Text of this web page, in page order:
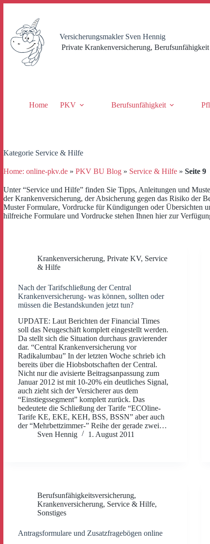
springen
Versicherungsmakler Sven Hennig
Private Krankenversicherung,
Home PKV Berufsunfähigkeit
Kategorie Service & Hilfe
Home: online-pkv.de » PKV BU Blog » Service & Hilfe » Seite 9
Unter “Service und Hilfe” finden Sie Tipps, Anleitungen und
der Krankenversicherung, der Absicherung gegen das Risiko der
Muster Formulare, Vordrucke für Kündigungen oder Übersichten
hilfreiche Formulare und Vordrucke stehen Ihnen hier zur
Krankenversicherung, Private KV, Service
& Hilfe
Nach der Tarifschließung der Central
Krankenversicherung- was können, sollten oder
müssen die Bestandskunden jetzt tun?
UPDATE: Laut Berichten der Financial Times
soll das Neugeschäft komplett eingestellt werden.
Da stellt sich die Situation durchaus gravierender
dar. “Central Krankenversicherung vor
Radikalumbau” In der letzten Woche schrieb ich
bereits über die Hiobsbotschaften der Central.
Nicht nur die avisierte Beitragsanpassung zum
Januar 2012 ist mit 10-20% ein deutliches Signal,
auch zieht sich der Versicherer aus dem
“Einstiegssegment” komplett zurück. Das
bedeutete die Schließung der Tarife “ECOline-
Tarife KE, EKE, KEH, BSS, BSSN” aber auch
der “Mehrbettzimmer-” Reihe der gerade zwei…
Sven Hennig
1. August 2011
Berufsunfähigkeitsversicherung,
Krankenversicherung, Service & Hilfe,
Sonstiges
Antragsformulare und Zusatzfragebögen online